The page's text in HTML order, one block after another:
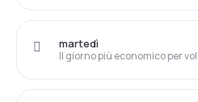
Il giorno più economico per
martedì